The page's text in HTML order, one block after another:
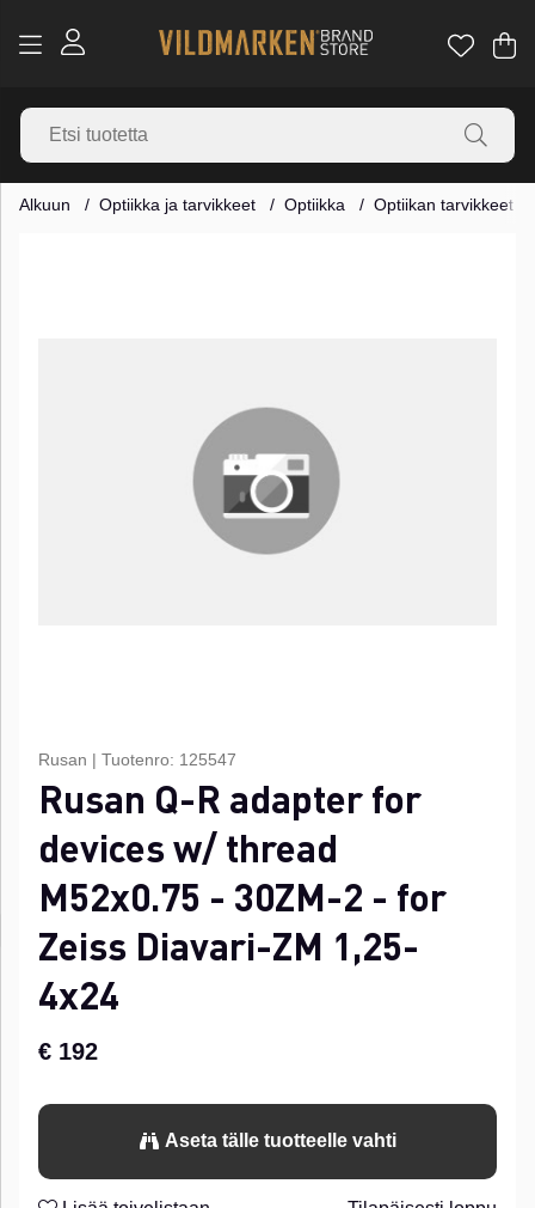
.
Alkuun Optiikka ja tarvikkeet Optiikka Optiikan tarvikkeet
Rusan | Tuotenro: 125547
Rusan Q-R adapter for
devices w/ thread
M52x0.75 - 30ZM-2 - for
Zeiss Diavari-ZM 1,25-
4x24
€ 192
Aseta tälle tuotteelle vahti